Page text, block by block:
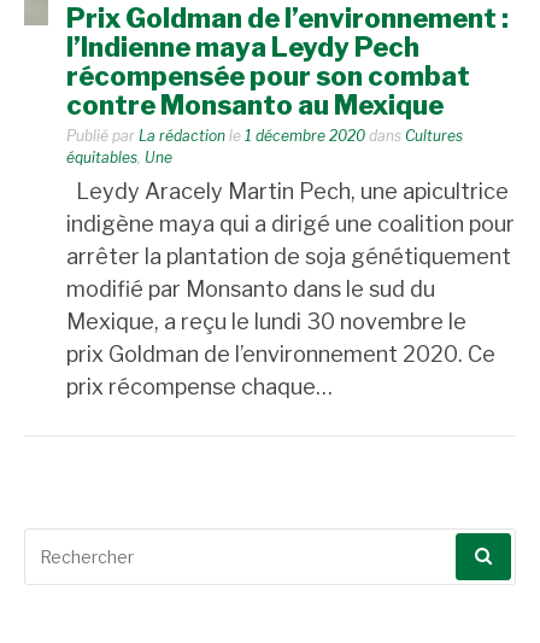
Prix Goldman de l’environnement :
l’Indienne maya Leydy Pech
récompensée pour son combat
contre Monsanto au Mexique
Publié par La rédaction le 1 décembre 2020 dans Cultures
équitables Une
Leydy Aracely Martin Pech, une apicultrice
indigène maya qui a dirigé une coalition pour
arrêter la plantation de soja génétiquement
modifié par Monsanto dans le sud du
Mexique, a reçu le lundi 30 novembre le
prix Goldman de l’environnement 2020. Ce
prix récompense chaque…